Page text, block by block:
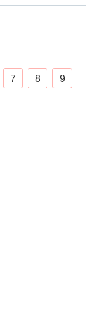
7 8
9